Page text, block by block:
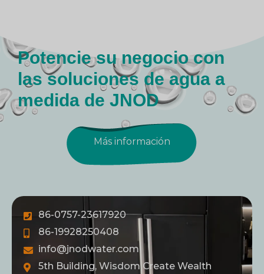
Potencie su negocio con
las soluciones de agua a
medida de JNOD
Más información
86-0757-23617920
86-19928250408
info@jnodwater.com
5th Building, Wisdom Create Wealth